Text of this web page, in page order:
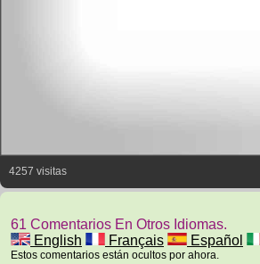
4257 visitas
61 Comentarios En Otros Idiomas.
English
Français Español
Estos comentarios están ocultos por ahora.